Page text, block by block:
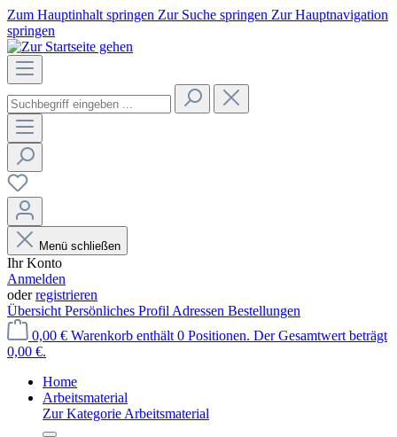
Zum Hauptinhalt springen Zur Suche springen Zur Hauptnavigation
springen
Menü schließen
Ihr Konto
Anmelden
oderregistrieren
Übersicht Persönliches Profil Adressen Bestellungen
0,00 € Warenkorb enthält 0 Positionen. Der Gesamtwert beträgt
0,00 €.
Home
Arbeitsmaterial
Zur Kategorie Arbeitsmaterial